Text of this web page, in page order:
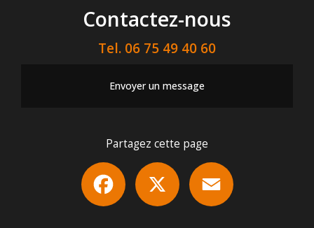
Contactez-nous
Tel. 06 75 49 40 60
Envoyer un message
Partagez cette page
Facebook